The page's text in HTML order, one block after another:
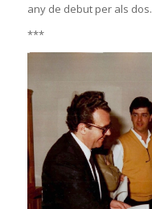
any de debut per als dos.
***